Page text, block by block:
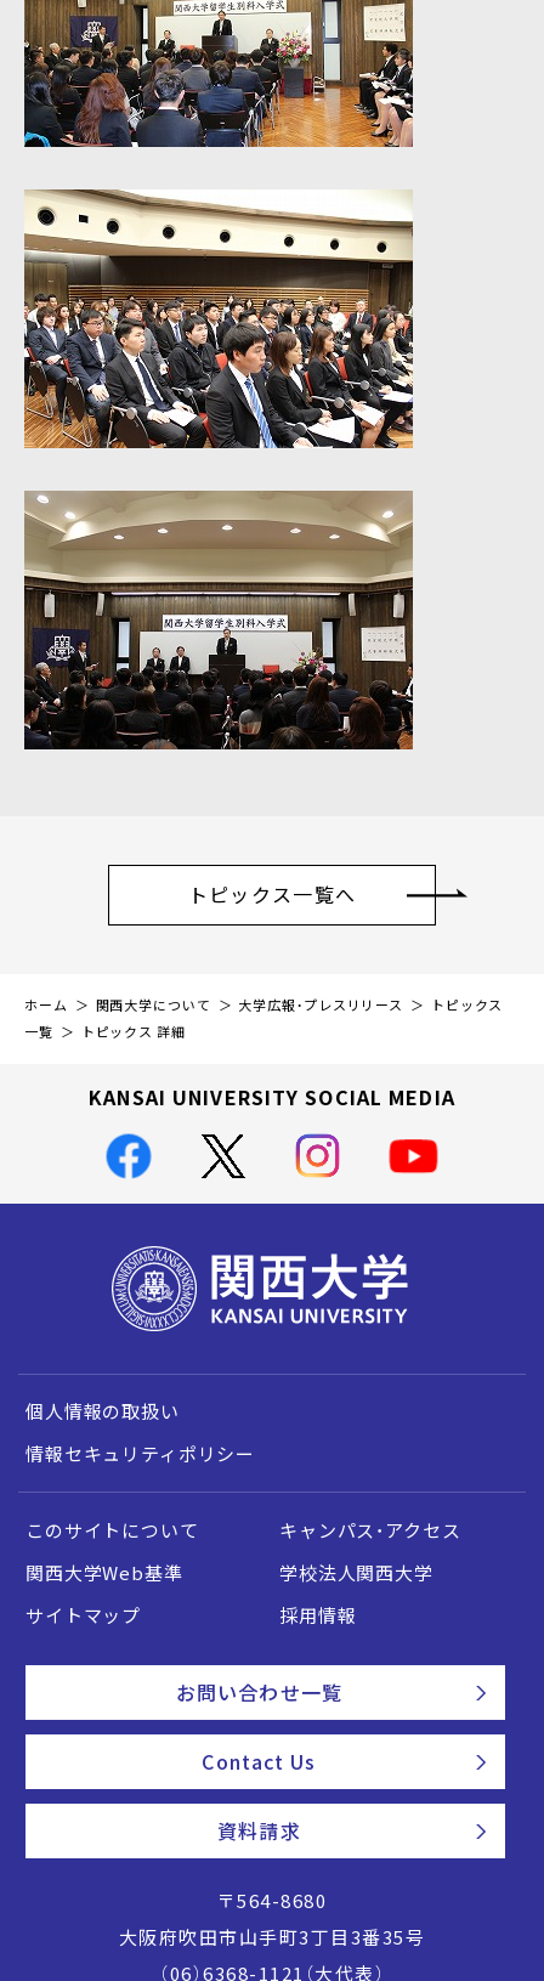
トピックス一覧へ
ホーム 関西大学について 大学広報・プレスリリース
トピックス
一覧
トピックス 詳細
KANSAI UNIVERSITY SOCIAL MEDIA
個人情報の取扱い
情報セキュリティポリシー
このサイトについて
キャンパス・アクセス
関西大学Web基準
学校法人関西大学
サイトマップ
採用情報
お問い合わせ一覧
Contact Us
資料請求
〒564-8680
大阪府吹田市山手町3丁目3番35号
（06）6368-1121（大代表）